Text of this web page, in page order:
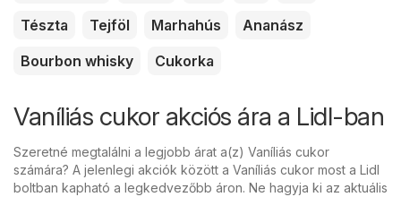
Tészta
Tejföl Marhahús
Ananász
Bourbon whisky
Cukorka
Vaníliás cukor akciós ára a Lidl-ban
Szeretné megtalálni a legjobb árat a(z) Vaníliás cukor
számára? A jelenlegi akciók között a Vaníliás cukor most a Lidl
boltban kapható a legkedvezőbb áron. Ne hagyja ki az aktuális